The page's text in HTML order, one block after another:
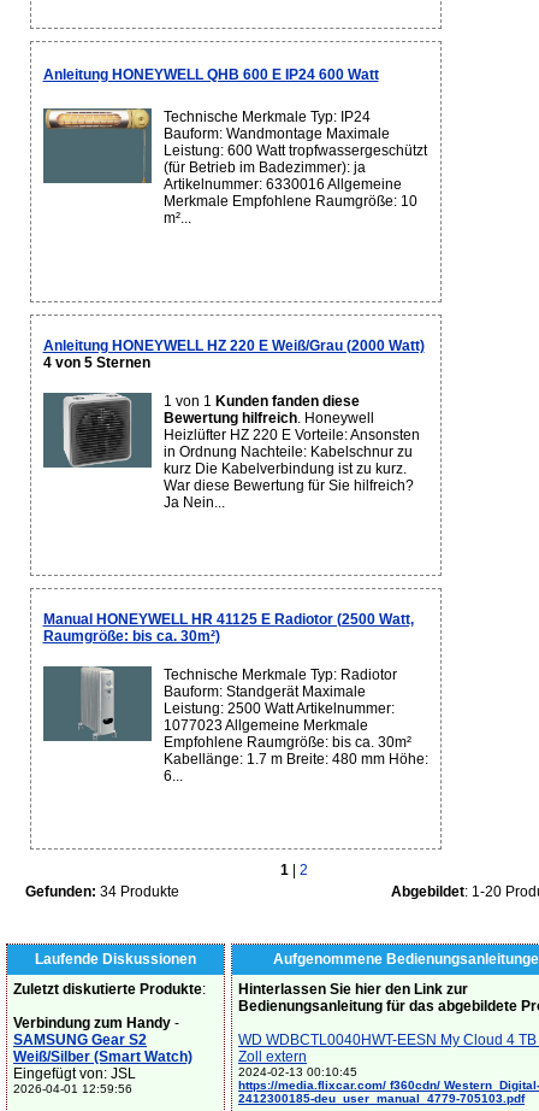
Anleitung HONEYWELL QHB 600 E IP24 600 Watt
Technische Merkmale Typ: IP24
Bauform: Wandmontage Maximale
Leistung: 600 Watt tropfwassergeschützt
(für Betrieb im Badezimmer): ja
Artikelnummer: 6330016 Allgemeine
Merkmale Empfohlene Raumgröße: 10
m²...
Anleitung HONEYWELL HZ 220 E Weiß/Grau (2000 Watt)
4 von 5 Sternen
1 von 1 Kunden fanden diese
Bewertung hilfreich. Honeywell
Heizlüfter HZ 220 E Vorteile: Ansonsten
in Ordnung Nachteile: Kabelschnur zu
kurz Die Kabelverbindung ist zu kurz.
War diese Bewertung für Sie hilfreich?
Ja Nein...
Manual HONEYWELL HR 41125 E Radiotor (2500 Watt,
Raumgröße: bis ca. 30m²)
Technische Merkmale Typ: Radiotor
Bauform: Standgerät Maximale
Leistung: 2500 Watt Artikelnummer:
1077023 Allgemeine Merkmale
Empfohlene Raumgröße: bis ca. 30m²
Kabellänge: 1.7 m Breite: 480 mm Höhe:
6...
1
2
Gefunden: 34 Produkte Abgebildet: 1-20
Laufende Diskussionen
Zuletzt diskutierte Produkte:
Verbindung zum Handy -
SAMSUNG Gear S2
Weiß/Silber (Smart Watch)
Eingefügt von: JSL
2026-04-01 12:59:56
Aufgenommene
Hinterlassen Sie hier den Link zur
Bedienungsanleitung für das abgebildete
WD WDBCTL0040HWT-EESN My Cloud 4
Zoll extern
2024-02-13 00:10:45
https://media.flixcar.com/ f360cdn/ Western_Digital-
2412300185-deu_user_manual_4779-705103.pdf